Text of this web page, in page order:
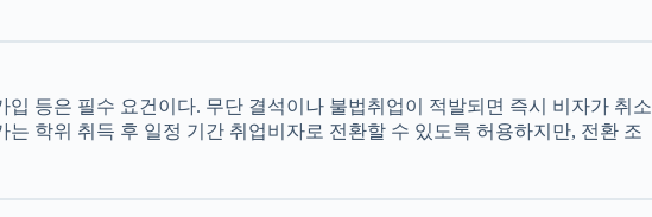
등은 필수 요건이다. 무단 결석이나 불법취업이 적발되면 즉시 비자가 취소
학위 취득 후 일정 기간 취업비자로 전환할 수 있도록 허용하지만, 전환 조